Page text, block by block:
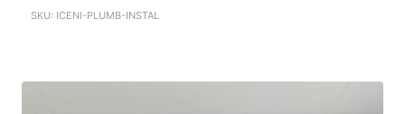
SKU: ICENI-PLUMB-INSTAL